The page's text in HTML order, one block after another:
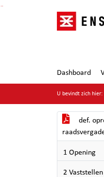
Ga naar de inhoud van deze
Ga naar het zoeken
Ga naar het menu
Dashboard
U bevindt zich hier:
def.
1 Opening
2